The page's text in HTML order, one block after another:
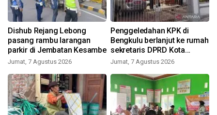
Dishub Rejang Lebong
pasang rambu larangan
parkir di Jembatan Kesambe
Jumat, 7 Agustus 2026
Penggeledahan KPK di
Bengkulu berlanjut ke rumah
sekretaris DPRD Kota
Bengkulu
Jumat, 7 Agustus 2026